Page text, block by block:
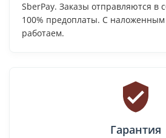
SberPay. Заказы отправляются в
100% предоплаты. С
работаем.
Гарантия